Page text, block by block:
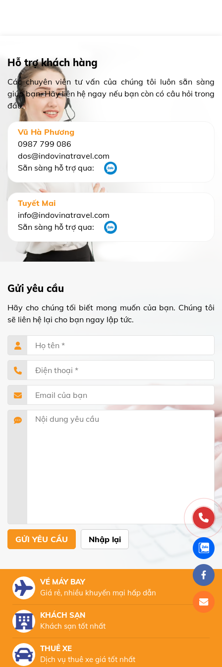
Hỗ trợ khách hàng
Các chuyên viên tư vấn của chúng tôi luôn sẵn sàng
giúp bạn. Hãy liên hệ ngay nếu bạn còn có câu hỏi trong
đầu.
Vũ Hà Phương
0987 799 086
dos@indovinatravel.com
Sẵn sàng hỗ trợ qua:
Tuyết Mai
info@indovinatravel.com
Sẵn sàng hỗ trợ qua:
Gửi yêu cầu
Hãy cho chúng tối biết mong muốn của bạn. Chúng tôi
sẽ liên hệ lại cho bạn ngay lập tức.
GỬI YÊU CẦU Nhập lại
VÉ MÁY BAY
Giá rẻ, nhiều khuyến mại hấp dẫn
KHÁCH SẠN
Khách sạn tốt nhất
THUÊ XE
Dịch vụ thuê xe giá tốt nhất